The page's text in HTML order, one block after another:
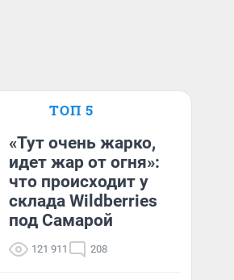
ТОП 5
«Тут очень жарко,
идет жар от огня»:
что происходит у
склада Wildberries
под Самарой
121 911 208